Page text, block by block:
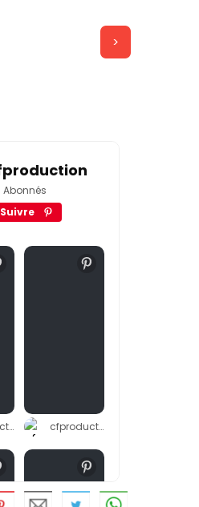
Abonnés
Suivre
cfproduction cfproduction